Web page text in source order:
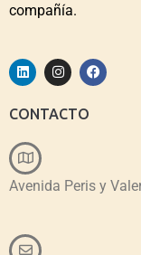
compañía.
CONTACTO
Avenida Peris y